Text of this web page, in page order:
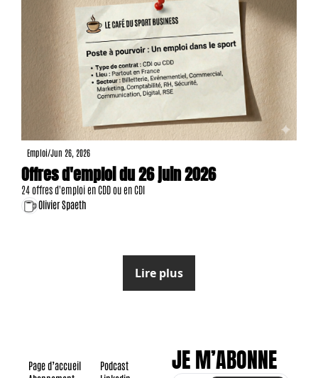
Emploi/Jun 26, 2026
Offres d'emploi du 26 juin 2026
24 offres d'emploi en CDD ou en CDI
Olivier Spaeth
Lire plus
Page d’accueil
Podcast
JE M’ABONNE